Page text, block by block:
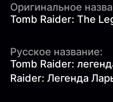
Оригинальное
Tomb Raider: The
Русское название:
Tomb Raider:
Raider: Легенда